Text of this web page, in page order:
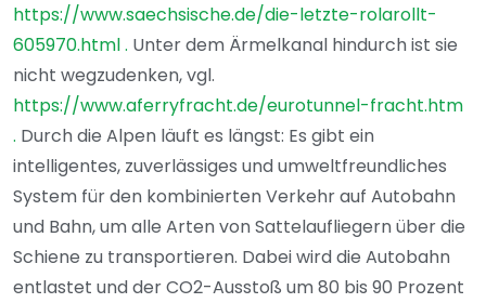
https://www.saechsische.de/die-letzte-rolarollt-
605970.html. Unter dem Ärmelkanal hindurch ist sie
nicht wegzudenken, vgl.
https://www.aferryfracht.de/eurotunnel-fracht.htm
. Durch die Alpen läuft es längst: Es gibt ein
intelligentes, zuverlässiges und umweltfreundliches
System für den kombinierten Verkehr auf Autobahn
und Bahn, um alle Arten von Sattelaufliegern über die
Schiene zu transportieren. Dabei wird die Autobahn
entlastet und der CO2-Ausstoß um 80 bis 90 Prozent